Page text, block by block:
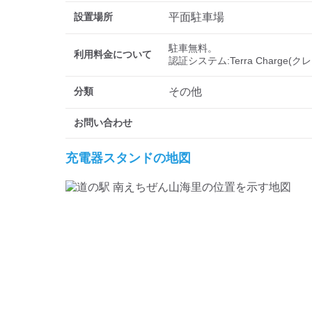
設置場所 平面駐車場
利用料金について
駐車無料。
認証システム:Terra Charge(ク
分類 その他
お問い合わせ
充電器スタンドの地図